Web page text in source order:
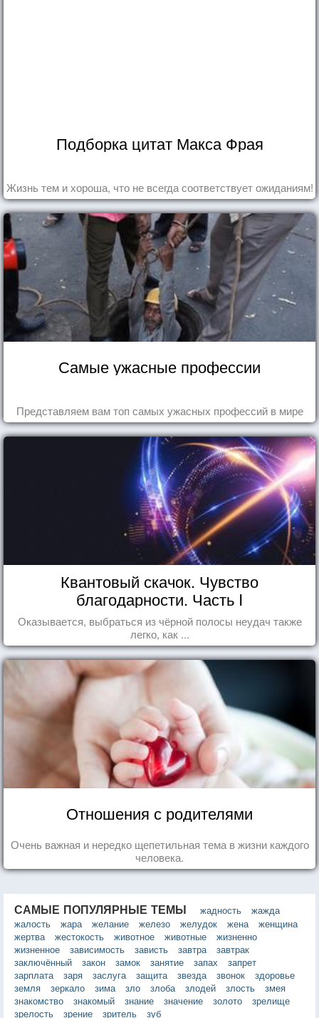
Подборка цитат Макса Фрая
Жизнь тем и хороша, что не всегда соответствует ожиданиям!
Самые ужасные профессии
Представляем вам топ самых ужасных профессий в мире
Квантовый скачок. Чувство
благодарности. Часть I
Оказывается, выбраться из чёрной полосы неудач также
легко, как ...
Отношения с родителями
Очень важная и нередко щепетильная тема в жизни каждого
человека.
САМЫЕ ПОПУЛЯРНЫЕ ТЕМЫ жадность
жажда
жалость
жара желание железо желудок жена
женщина
жертва
жестокость животное животные
жизненно
жизненное
зависимость зависть завтра
завтрак
заключённый
закон замок занятие запах
запрет
зарплата
заря заслуга защита звезда звонок
здоровье
земля
зеркало зима зло злоба злодей злость
змея
знакомство
знакомый знание значение золото
зрелище
зрелость
зрение зритель зуб